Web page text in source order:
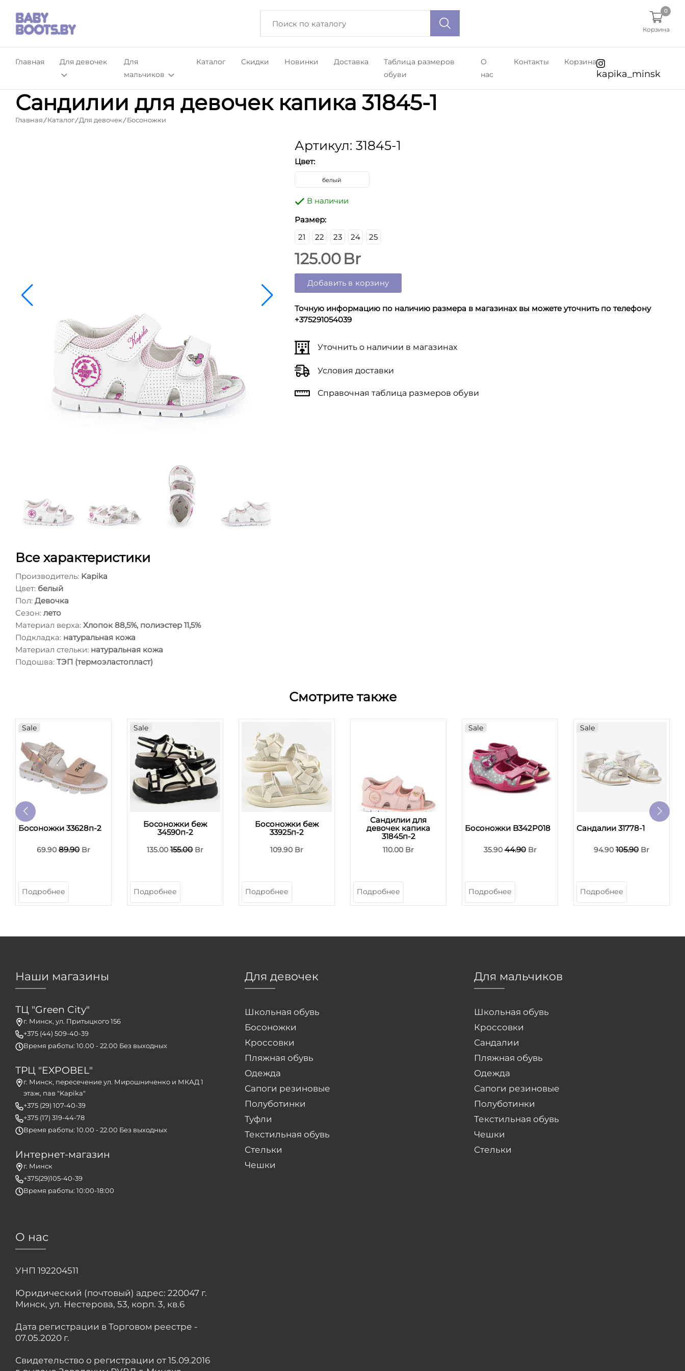
Корзина
0
Главная Для девочек
Для
мальчиков
Каталог Скидки Новинки Доставка
Таблица размеров
обуви
О
нас
Контакты Корзина
kapika_minsk
Сандилии для девочек капика 31845-1
Главная Каталог Для девочек Босоножки
Артикул: 31845-1
Цвет:
белый
В наличии
Размер:
21
22 23 24 25
125.00 Br
Добавить в корзину
Точную информацию по наличию размера в магазинах вы можете уточнить по телефону
+375291054039
Уточнить о наличии в магазинах
Условия доставки
Справочная таблица размеров обуви
Все характеристики
Производитель: Kapika
Цвет: белый
Пол: Девочка
Сезон: лето
Материал верха: Хлопок 88,5%, полиэстер 11,5%
Подкладка: натуральная кожа
Материал стельки: натуральная кожа
Подошва: ТЭП (термоэластопласт)
Смотрите также
Sale
Босоножки 33628п-2
69.90 89.90 Br
Подробнее
Sale
Босоножки беж
34590п-2
135.00 155.00 Br
Подробнее
Босоножки беж
33925п-2
109.90 Br
Подробнее
Сандилии для
девочек капика
31845п-2
110.00 Br
Подробнее
Sale
Босоножки B342P018
35.9044.90Br
Подробнее
Sale
Сандалии 31778-1
94.90 105.90 Br
Подробнее
Наши магазины
ТЦ "Green City"
г. Минск, ул. Притыцкого 156
+375 (44) 509-40-39
Время работы: 10.00 - 22.00 Без выходных
ТРЦ "EXPOBEL"
г. Минск, пересечение ул. Мирошниченко и МКАД 1
этаж, пав "Kapika"
+375 (29) 107-40-39
+375 (17) 319-44-78
Время работы: 10.00 - 22.00 Без выходных
Интернет-магазин
г. Минск
+375(29)105-40-39
Время работы: 10:00-18:00
Для девочек
Школьная обувь
Босоножки
Кроссовки
Пляжная обувь
Одежда
Сапоги резиновые
Полуботинки
Туфли
Текстильная обувь
Стельки
Чешки
Для мальчиков
Школьная обувь
Кроссовки
Сандалии
Пляжная обувь
Одежда
Сапоги резиновые
Полуботинки
Текстильная обувь
Чешки
Стельки
О нас
УНП 192204511
Юридический (почтовый) адрес: 220047 г.
Минск, ул. Нестерова, 53, корп. 3, кв.6
Дата регистрации в Торговом реестре -
07.05.2020 г.
Свидетельство о регистрации от 15.09.2016